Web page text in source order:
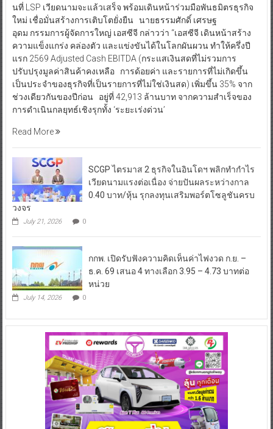
นที่ LSP เวียดนามจะแล้วเสร็จ พร้อมเดินหน้าร่วมมือพันธมิตรธุรกิจ
ใหม่ เชื่อมั่นสร้างการเติบโตยั่งยืน นายธรรมศักดิ์ เศรษฐ
อุดม กรรมการผู้จัดการใหญ่ เอสซีจี กล่าวว่า “เอสซีจี เดินหน้าสร้าง
ความแข็งแกร่ง คล่องตัว และแข่งขันได้ในโลกผันผวน ทำให้ครึ่งปี
แรก 2569 Adjusted Cash EBITDA (กระแสเงินสดที่ไม่รวมการ
ปรับปรุงมูลค่าสินค้าคงเหลือ การด้อยค่า และรายการที่ไม่เกิดขึ้น
เป็นประจำของธุรกิจที่เป็นรายการที่ไม่ใช่เงินสด) เพิ่มขึ้น 35% จาก
ช่วงเดียวกันของปีก่อน อยู่ที่ 42,913 ล้านบาท จากความสำเร็จของ
การดำเนินกลยุทธ์เชิงรุกทั้ง ‘ระยะเร่งด่วน’
Read More
SCGP ไตรมาส 2 ธุรกิจในอินโดฯ พลิกทำกำไร
เวียดนามแรงต่อเนื่อง จ่ายปันผลระหว่างกาล
0.40 บาท/หุ้น รุกลงทุนเสริมพอร์ตโซลูชันครบ
วงจร
July 21, 2026 0
กกพ. เปิดรับฟังความคิดเห็นค่าไฟงวด ก.ย. –
ธ.ค. 69 เสนอ 4 ทางเลือก 3.95 – 4.73 บาทต่อ
หน่วย
July 14, 2026 0